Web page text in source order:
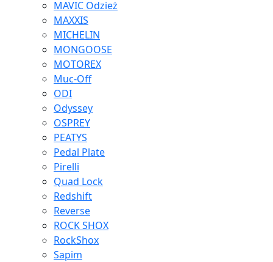
MAVIC Odzież
MAXXIS
MICHELIN
MONGOOSE
MOTOREX
Muc-Off
ODI
Odyssey
OSPREY
PEATYS
Pedal Plate
Pirelli
Quad Lock
Redshift
Reverse
ROCK SHOX
RockShox
Sapim